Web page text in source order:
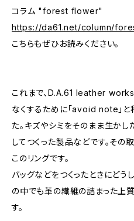
コラム "forest flower"
https://da61.net/column/
こちらもぜひお読みください。
これまで、D.A.61 leather
なくするために「avoid note」と
た。キズやシミをそのまま生か
してつくった製品などです。その
このリングです。
バッグなどをつくったときにどう
の中でも革の繊維の詰まった上
す。